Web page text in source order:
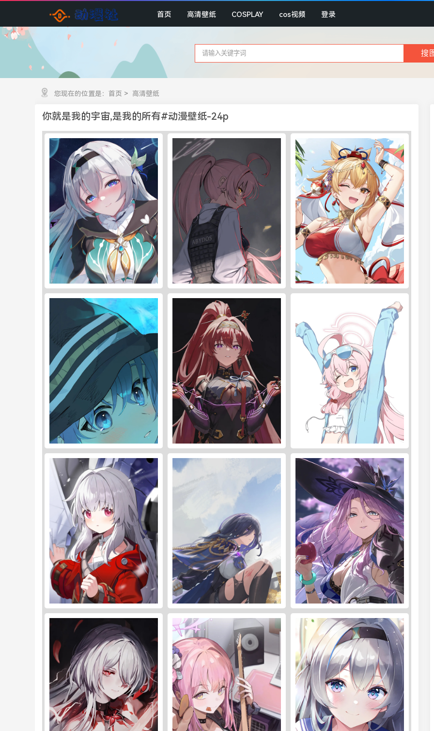
首页 高清壁纸 COSPLAY cos视频 登录
您现在的位置是： 首页 > 高清壁纸
你就是我的宇宙,是我的所有#动漫壁纸-24p